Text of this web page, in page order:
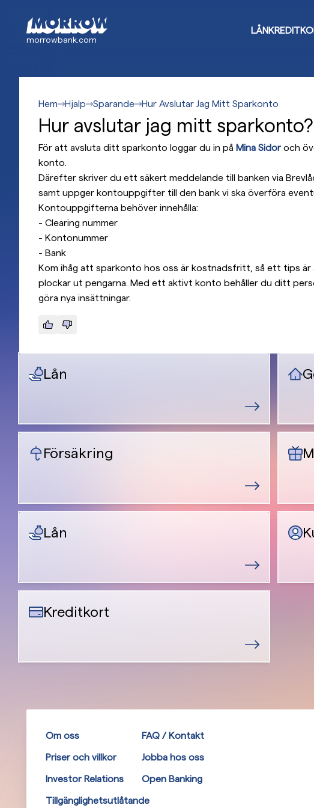
huvudinnehåll
morrowbank.com
LÅN
Hem Hjalp Sparande Hur Avslutar Jag Mitt Sparkonto
Hur avslutar jag mitt sparkonto?
För att avsluta ditt sparkonto loggar du in på Mina Sidoroch
konto.
Därefter skriver du ett säkert meddelande till banken via
samt uppger kontouppgifter till den bank vi ska överföra
Kontouppgifterna behöver innehålla:
- Clearing nummer
- Kontonummer
- Bank
Kom ihåg att sparkonto hos oss är kostnadsfritt, så ett tips
plockar ut pengarna. Med ett aktivt konto behåller du ditt
göra nya insättningar.
Lån
Försäkring
Lån
Kreditkort
Om oss FAQ / Kontakt
Priser och villkor Jobba hos oss
Investor Relations Open Banking
Tillgänglighetsutlåtande